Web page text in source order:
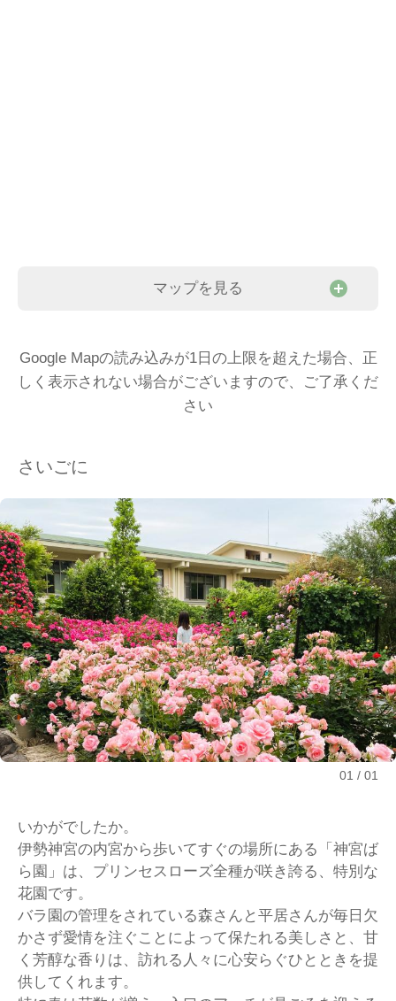
マップを見る
Google Mapの読み込みが1日の上限を超えた場合、正
しく表示されない場合がございますので、ご了承くだ
さい
さいごに
01 01
いかがでしたか。
伊勢神宮の内宮から歩いてすぐの場所にある「神宮ば
ら園」は、プリンセスローズ全種が咲き誇る、特別な
花園です。
バラ園の管理をされている森さんと平居さんが毎日欠
かさず愛情を注ぐことによって保たれる美しさと、甘
く芳醇な香りは、訪れる人々に心安らぐひとときを提
供してくれます。